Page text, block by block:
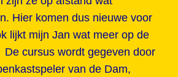
Hier komen dus nieuwe voor
lijkt mijn Jan wat meer op de
cursus wordt gegeven door
van de Dam,